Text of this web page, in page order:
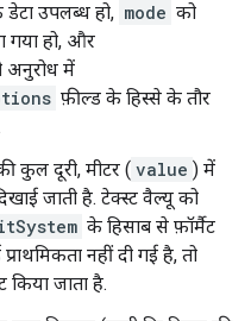
उपलब्ध हो, mode को
गया हो, और
अनुरोध में
फ़ील्ड के हिस्से के तौर
कुल दूरी, मीटर ( value ) में
जाती है. टेक्स्ट वैल्यू को
के हिसाब से फ़ॉर्मैट
नहीं दी गई है, तो
किया जाता है.